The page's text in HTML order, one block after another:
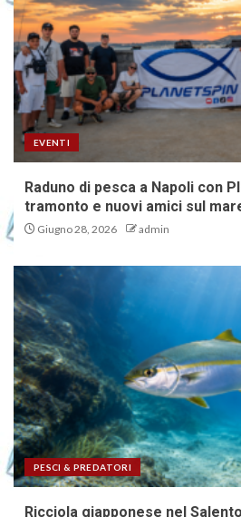
EVENTI
Raduno di pesca a Napoli con
tramonto e nuovi amici sul
Giugno 28, 2026 admin
PESCI & PREDATORI
Ricciola giapponese nel